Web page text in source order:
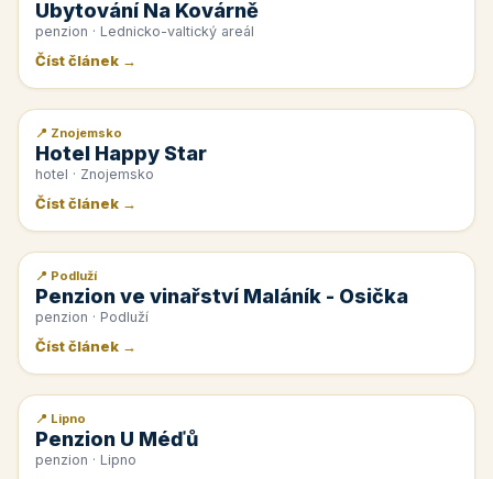
Ubytování Na Kovárně
penzion · Lednicko-valtický areál
Číst článek →
📰 PR článek
📍 Znojemsko
Hotel Happy Star
hotel · Znojemsko
Číst článek →
📰 PR článek
📍 Podluží
Penzion ve vinařství Maláník - Osička
penzion · Podluží
Číst článek →
📰 PR článek
📍 Lipno
Penzion U Méďů
penzion · Lipno